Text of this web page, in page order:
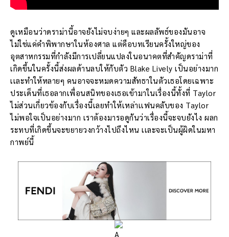
ดูเหมือนว่าดราม่านี้อาจยังไม่จบง่ายๆ และผลลัพธ์ของมันอาจ
ไม่ใช่แค่คำพิพากษาในห้องศาล แต่คือบทเรียนครั้งใหญ่ของ
อุตสาหกรรมที่กำลังมีการเปลี่ยนแปลงในอนาคตที่สำคัญดราม่าที่
เกิดขึ้นในครั้งนี้ส่งผลด้านลบให้กับตัว Blake Lively เป็นอย่างมาก
เเละทำให้หลายๆ คนอาจจะหมดความสัทธาในตัวเธอโดยเฉพาะ
ประเด็นที่เธอลากเพื่อนสนิทของเธอเข้ามาในเรื่องนี้ทั้งที่ Taylor
ไม่ส่วนเกี่ยวข้องกับเรื่องนี้เลยทำให้เหล่าเเฟนคลับของ Taylor
ไม่พอใจเป็นอย่างมาก เราต้องมารอดูกันว่าเรื่องนี้จะจบยังไง ผลก
ระทบที่เกิดขึ้นจะขยายวงกว้างไปถึงไหน เเละจะเป็นผู้ผิดในมหา
กาพย์นี้